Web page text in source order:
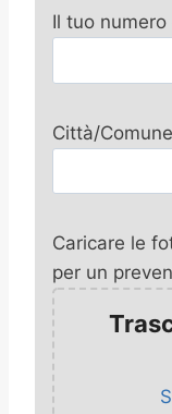
Il tuo
Città/Comune
Caricare le
per un